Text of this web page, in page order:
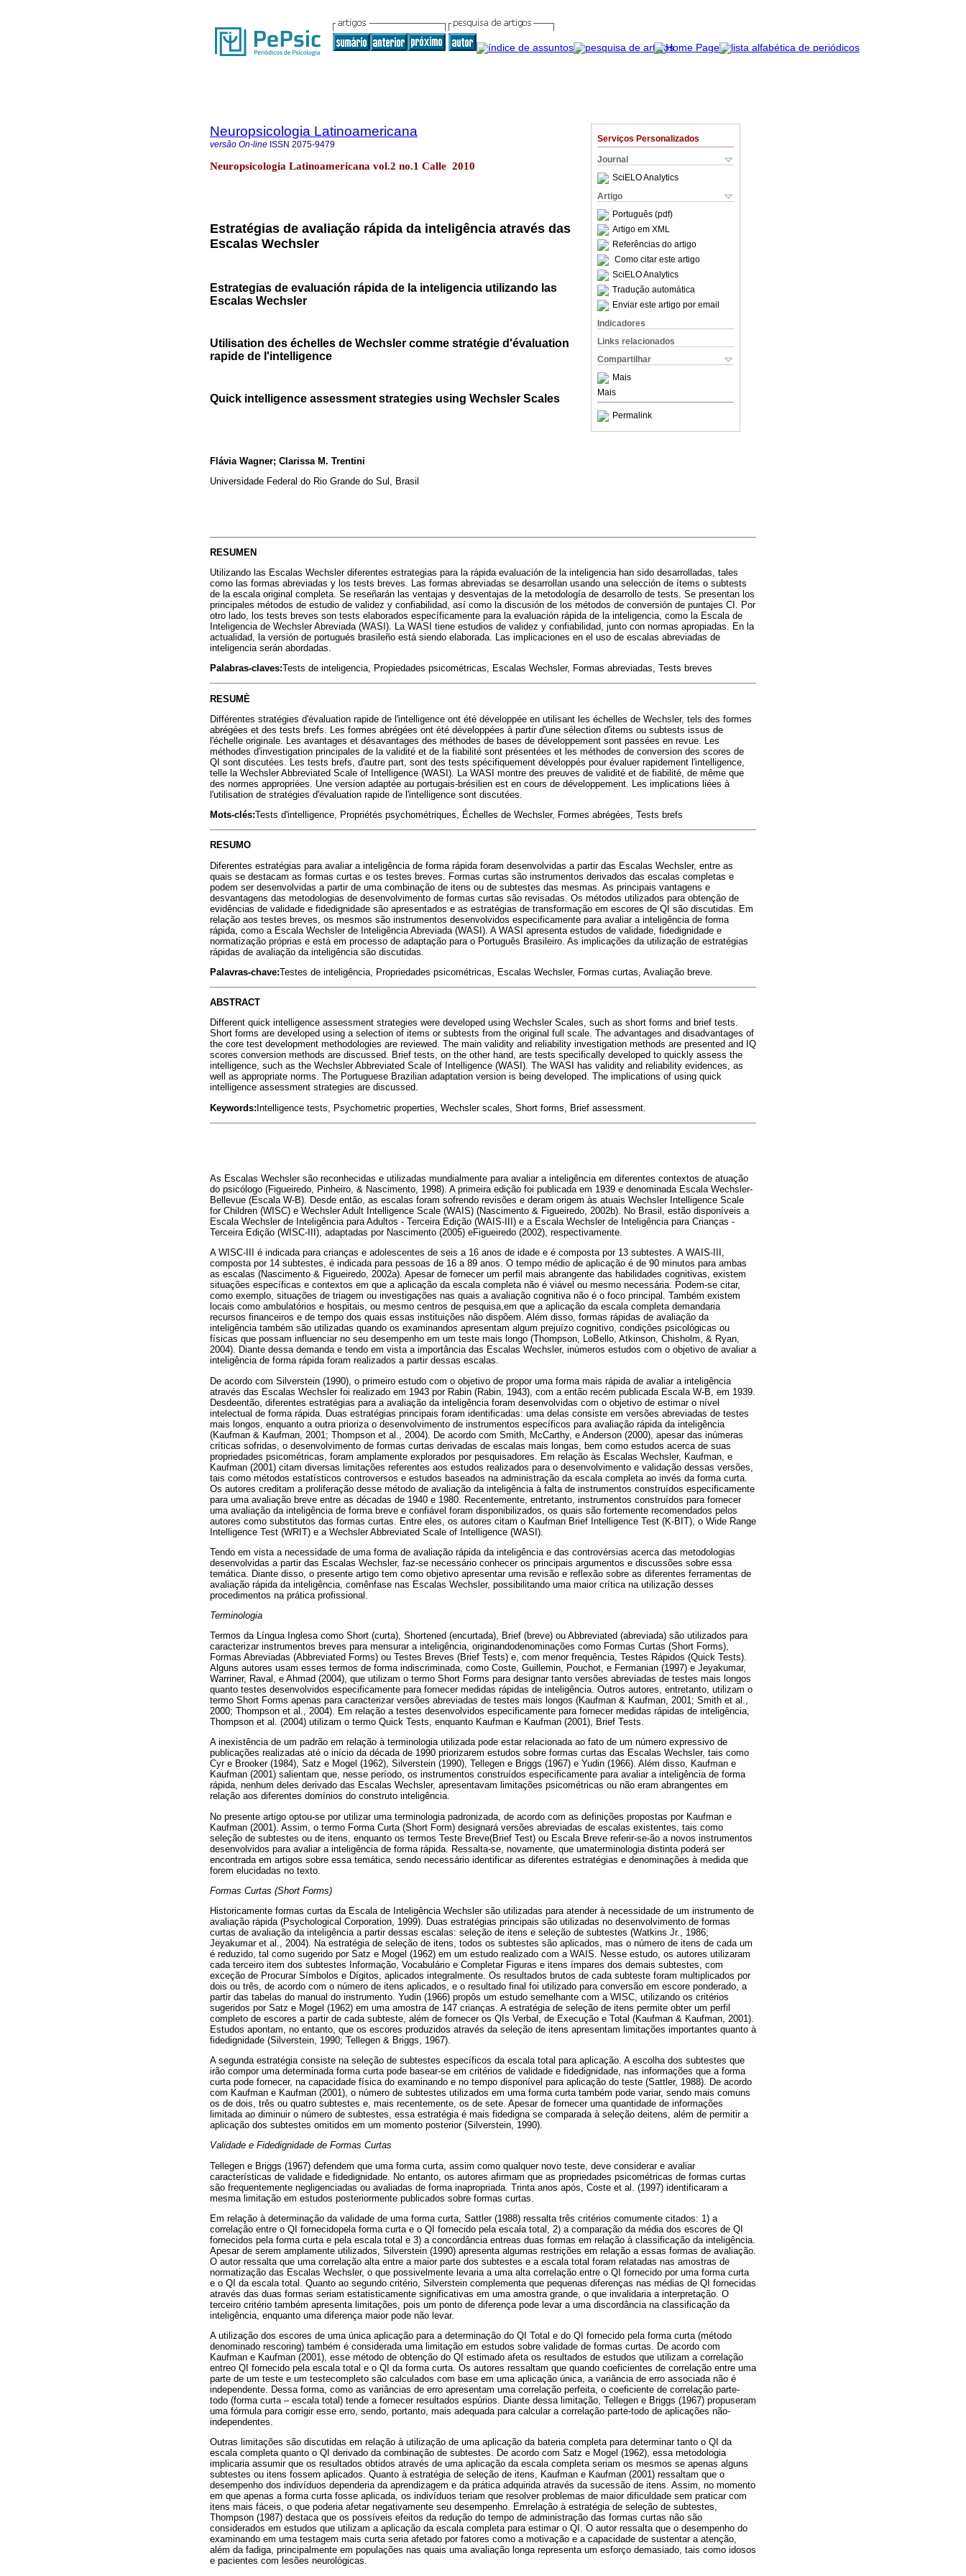
Serviços Personalizados
Journal
SciELO Analytics
Artigo
Português (pdf)
Artigo em XML
Referências do artigo
Como citar este artigo
SciELO Analytics
Tradução automática
Enviar este artigo por email
Indicadores
Links relacionados
Compartilhar
Mais
Mais
Permalink
Neuropsicologia Latinoamericana
versão On-line ISSN 2075-9479
Neuropsicologia Latinoamericana vol.2 no.1 Calle 2010
Estratégias de avaliação rápida da inteligência através das
Escalas Wechsler
Estrategias de evaluación rápida de la inteligencia utilizando las
Escalas Wechsler
Utilisation des échelles de Wechsler comme stratégie d'évaluation
rapide de l'intelligence
Quick intelligence assessment strategies using Wechsler Scales
Flávia Wagner; Clarissa M. Trentini
Universidade Federal do Rio Grande do Sul, Brasil
RESUMEN
Utilizando las Escalas Wechsler diferentes estrategias para la rápida evaluación de la inteligencia han sido desarrolladas, tales
como las formas abreviadas y los tests breves. Las formas abreviadas se desarrollan usando una selección de ítems o subtests
de la escala original completa. Se reseñarán las ventajas y desventajas de la metodología de desarrollo de tests. Se presentan los
principales métodos de estudio de validez y confiabilidad, así como la discusión de los métodos de conversión de puntajes CI. Por
otro lado, los tests breves son tests elaborados específicamente para la evaluación rápida de la inteligencia, como la Escala de
Inteligencia de Wechsler Abreviada (WASI). La WASI tiene estudios de validez y confiabilidad, junto con normas apropiadas. En la
actualidad, la versión de portugués brasileño está siendo elaborada. Las implicaciones en el uso de escalas abreviadas de
inteligencia serán abordadas.
Palabras-claves:Tests de inteligencia, Propiedades psicométricas, Escalas Wechsler, Formas abreviadas, Tests breves
RESUMÈ
Différentes stratégies d'évaluation rapide de l'intelligence ont été développée en utilisant les échelles de Wechsler, tels des formes
abrégées et des tests brefs. Les formes abrégées ont été développées à partir d'une sélection d'items ou subtests issus de
l'échelle originale. Les avantages et désavantages des méthodes de bases de développement sont passées en revue. Les
méthodes d'investigation principales de la validité et de la fiabilité sont présentées et les méthodes de conversion des scores de
QI sont discutées. Les tests brefs, d'autre part, sont des tests spécifiquement développés pour évaluer rapidement l'intelligence,
telle la Wechsler Abbreviated Scale of Intelligence (WASI). La WASI montre des preuves de validité et de fiabilité, de même que
des normes appropriées. Une version adaptée au portugais-brésilien est en cours de développement. Les implications liées à
l'utilisation de stratégies d'évaluation rapide de l'intelligence sont discutées.
Mots-clés:Tests d'intelligence, Propriétés psychométriques, Échelles de Wechsler, Formes abrégées, Tests brefs
RESUMO
Diferentes estratégias para avaliar a inteligência de forma rápida foram desenvolvidas a partir das Escalas Wechsler, entre as
quais se destacam as formas curtas e os testes breves. Formas curtas são instrumentos derivados das escalas completas e
podem ser desenvolvidas a partir de uma combinação de itens ou de subtestes das mesmas. As principais vantagens e
desvantagens das metodologias de desenvolvimento de formas curtas são revisadas. Os métodos utilizados para obtenção de
evidências de validade e fidedignidade são apresentados e as estratégias de transformação em escores de QI são discutidas. Em
relação aos testes breves, os mesmos são instrumentos desenvolvidos especificamente para avaliar a inteligência de forma
rápida, como a Escala Wechsler de Inteligência Abreviada (WASI). A WASI apresenta estudos de validade, fidedignidade e
normatização próprias e está em processo de adaptação para o Português Brasileiro. As implicações da utilização de estratégias
rápidas de avaliação da inteligência são discutidas.
Palavras-chave:Testes de inteligência, Propriedades psicométricas, Escalas Wechsler, Formas curtas, Avaliação breve.
ABSTRACT
Different quick intelligence assessment strategies were developed using Wechsler Scales, such as short forms and brief tests.
Short forms are developed using a selection of items or subtests from the original full scale. The advantages and disadvantages of
the core test development methodologies are reviewed. The main validity and reliability investigation methods are presented and IQ
scores conversion methods are discussed. Brief tests, on the other hand, are tests specifically developed to quickly assess the
intelligence, such as the Wechsler Abbreviated Scale of Intelligence (WASI). The WASI has validity and reliability evidences, as
well as appropriate norms. The Portuguese Brazilian adaptation version is being developed. The implications of using quick
intelligence assessment strategies are discussed.
Keywords:Intelligence tests, Psychometric properties, Wechsler scales, Short forms, Brief assessment.
As Escalas Wechsler são reconhecidas e utilizadas mundialmente para avaliar a inteligência em diferentes contextos de atuação
do psicólogo (Figueiredo, Pinheiro, & Nascimento, 1998). A primeira edição foi publicada em 1939 e denominada Escala Wechsler-
Bellevue (Escala W-B). Desde então, as escalas foram sofrendo revisões e deram origem às atuais Wechsler Intelligence Scale
for Children (WISC) e Wechsler Adult Intelligence Scale (WAIS) (Nascimento & Figueiredo, 2002b). No Brasil, estão disponíveis a
Escala Wechsler de Inteligência para Adultos - Terceira Edição (WAIS-III) e a Escala Wechsler de Inteligência para Crianças -
Terceira Edição (WISC-III), adaptadas por Nascimento (2005) eFigueiredo (2002), respectivamente.
A WISC-III é indicada para crianças e adolescentes de seis a 16 anos de idade e é composta por 13 subtestes. A WAIS-III,
composta por 14 subtestes, é indicada para pessoas de 16 a 89 anos. O tempo médio de aplicação é de 90 minutos para ambas
as escalas (Nascimento & Figueiredo, 2002a). Apesar de fornecer um perfil mais abrangente das habilidades cognitivas, existem
situações específicas e contextos em que a aplicação da escala completa não é viável ou mesmo necessária. Podem-se citar,
como exemplo, situações de triagem ou investigações nas quais a avaliação cognitiva não é o foco principal. Também existem
locais como ambulatórios e hospitais, ou mesmo centros de pesquisa,em que a aplicação da escala completa demandaria
recursos financeiros e de tempo dos quais essas instituições não dispõem. Além disso, formas rápidas de avaliação da
inteligência também são utilizadas quando os examinandos apresentam algum prejuízo cognitivo, condições psicológicas ou
físicas que possam influenciar no seu desempenho em um teste mais longo (Thompson, LoBello, Atkinson, Chisholm, & Ryan,
2004). Diante dessa demanda e tendo em vista a importância das Escalas Wechsler, inúmeros estudos com o objetivo de avaliar a
inteligência de forma rápida foram realizados a partir dessas escalas.
De acordo com Silverstein (1990), o primeiro estudo com o objetivo de propor uma forma mais rápida de avaliar a inteligência
através das Escalas Wechsler foi realizado em 1943 por Rabin (Rabin, 1943), com a então recém publicada Escala W-B, em 1939.
Desdeentão, diferentes estratégias para a avaliação da inteligência foram desenvolvidas com o objetivo de estimar o nível
intelectual de forma rápida. Duas estratégias principais foram identificadas: uma delas consiste em versões abreviadas de testes
mais longos, enquanto a outra prioriza o desenvolvimento de instrumentos específicos para avaliação rápida da inteligência
(Kaufman & Kaufman, 2001; Thompson et al., 2004). De acordo com Smith, McCarthy, e Anderson (2000), apesar das inúmeras
críticas sofridas, o desenvolvimento de formas curtas derivadas de escalas mais longas, bem como estudos acerca de suas
propriedades psicométricas, foram amplamente explorados por pesquisadores. Em relação às Escalas Wechsler, Kaufman, e
Kaufman (2001) citam diversas limitações referentes aos estudos realizados para o desenvolvimento e validação dessas versões,
tais como métodos estatísticos controversos e estudos baseados na administração da escala completa ao invés da forma curta.
Os autores creditam a proliferação desse método de avaliação da inteligência à falta de instrumentos construídos especificamente
para uma avaliação breve entre as décadas de 1940 e 1980. Recentemente, entretanto, instrumentos construídos para fornecer
uma avaliação da inteligência de forma breve e confiável foram disponibilizados, os quais são fortemente recomendados pelos
autores como substitutos das formas curtas. Entre eles, os autores citam o Kaufman Brief Intelligence Test (K-BIT), o Wide Range
Intelligence Test (WRIT) e a Wechsler Abbreviated Scale of Intelligence (WASI).
Tendo em vista a necessidade de uma forma de avaliação rápida da inteligência e das controvérsias acerca das metodologias
desenvolvidas a partir das Escalas Wechsler, faz-se necessário conhecer os principais argumentos e discussões sobre essa
temática. Diante disso, o presente artigo tem como objetivo apresentar uma revisão e reflexão sobre as diferentes ferramentas de
avaliação rápida da inteligência, comênfase nas Escalas Wechsler, possibilitando uma maior crítica na utilização desses
procedimentos na prática profissional.
Terminologia
Termos da Língua Inglesa como Short (curta), Shortened (encurtada), Brief (breve) ou Abbreviated (abreviada) são utilizados para
caracterizar instrumentos breves para mensurar a inteligência, originandodenominações como Formas Curtas (Short Forms),
Formas Abreviadas (Abbreviated Forms) ou Testes Breves (Brief Tests) e, com menor frequência, Testes Rápidos (Quick Tests).
Alguns autores usam esses termos de forma indiscriminada, como Coste, Guillemin, Pouchot, e Fermanian (1997) e Jeyakumar,
Warriner, Raval, e Ahmad (2004), que utilizam o termo Short Forms para designar tanto versões abreviadas de testes mais longos
quanto testes desenvolvidos especificamente para fornecer medidas rápidas de inteligência. Outros autores, entretanto, utilizam o
termo Short Forms apenas para caracterizar versões abreviadas de testes mais longos (Kaufman & Kaufman, 2001; Smith et al.,
2000; Thompson et al., 2004). Em relação a testes desenvolvidos especificamente para fornecer medidas rápidas de inteligência,
Thompson et al. (2004) utilizam o termo Quick Tests, enquanto Kaufman e Kaufman (2001), Brief Tests.
A inexistência de um padrão em relação à terminologia utilizada pode estar relacionada ao fato de um número expressivo de
publicações realizadas até o início da década de 1990 priorizarem estudos sobre formas curtas das Escalas Wechsler, tais como
Cyr e Brooker (1984), Satz e Mogel (1962), Silverstein (1990), Tellegen e Briggs (1967) e Yudin (1966). Além disso, Kaufman e
Kaufman (2001) salientam que, nesse período, os instrumentos construídos especificamente para avaliar a inteligência de forma
rápida, nenhum deles derivado das Escalas Wechsler, apresentavam limitações psicométricas ou não eram abrangentes em
relação aos diferentes domínios do construto inteligência.
No presente artigo optou-se por utilizar uma terminologia padronizada, de acordo com as definições propostas por Kaufman e
Kaufman (2001). Assim, o termo Forma Curta (Short Form) designará versões abreviadas de escalas existentes, tais como
seleção de subtestes ou de itens, enquanto os termos Teste Breve(Brief Test) ou Escala Breve referir-se-ão a novos instrumentos
desenvolvidos para avaliar a inteligência de forma rápida. Ressalta-se, novamente, que umaterminologia distinta poderá ser
encontrada em artigos sobre essa temática, sendo necessário identificar as diferentes estratégias e denominações à medida que
forem elucidadas no texto.
Formas Curtas (Short Forms)
Historicamente formas curtas da Escala de Inteligência Wechsler são utilizadas para atender à necessidade de um instrumento de
avaliação rápida (Psychological Corporation, 1999). Duas estratégias principais são utilizadas no desenvolvimento de formas
curtas de avaliação da inteligência a partir dessas escalas: seleção de itens e seleção de subtestes (Watkins Jr., 1986;
Jeyakumar et al., 2004). Na estratégia de seleção de itens, todos os subtestes são aplicados, mas o número de itens de cada um
é reduzido, tal como sugerido por Satz e Mogel (1962) em um estudo realizado com a WAIS. Nesse estudo, os autores utilizaram
cada terceiro item dos subtestes Informação, Vocabulário e Completar Figuras e itens ímpares dos demais subtestes, com
exceção de Procurar Símbolos e Dígitos, aplicados integralmente. Os resultados brutos de cada subteste foram multiplicados por
dois ou três, de acordo com o número de itens aplicados, e o resultado final foi utilizado para conversão em escore ponderado, a
partir das tabelas do manual do instrumento. Yudin (1966) propôs um estudo semelhante com a WISC, utilizando os critérios
sugeridos por Satz e Mogel (1962) em uma amostra de 147 crianças. A estratégia de seleção de itens permite obter um perfil
completo de escores a partir de cada subteste, além de fornecer os QIs Verbal, de Execução e Total (Kaufman & Kaufman, 2001).
Estudos apontam, no entanto, que os escores produzidos através da seleção de itens apresentam limitações importantes quanto à
fidedignidade (Silverstein, 1990; Tellegen & Briggs, 1967).
A segunda estratégia consiste na seleção de subtestes específicos da escala total para aplicação. A escolha dos subtestes que
irão compor uma determinada forma curta pode basear-se em critérios de validade e fidedignidade, nas informações que a forma
curta pode fornecer, na capacidade física do examinando e no tempo disponível para aplicação do teste (Sattler, 1988). De acordo
com Kaufman e Kaufman (2001), o número de subtestes utilizados em uma forma curta também pode variar, sendo mais comuns
os de dois, três ou quatro subtestes e, mais recentemente, os de sete. Apesar de fornecer uma quantidade de informações
limitada ao diminuir o número de subtestes, essa estratégia é mais fidedigna se comparada à seleção deitens, além de permitir a
aplicação dos subtestes omitidos em um momento posterior (Silverstein, 1990).
Validade e Fidedignidade de Formas Curtas
Tellegen e Briggs (1967) defendem que uma forma curta, assim como qualquer novo teste, deve considerar e avaliar
características de validade e fidedignidade. No entanto, os autores afirmam que as propriedades psicométricas de formas curtas
são frequentemente negligenciadas ou avaliadas de forma inapropriada. Trinta anos após, Coste et al. (1997) identificaram a
mesma limitação em estudos posteriormente publicados sobre formas curtas.
Em relação à determinação da validade de uma forma curta, Sattler (1988) ressalta três critérios comumente citados: 1) a
correlação entre o QI fornecidopela forma curta e o QI fornecido pela escala total, 2) a comparação da média dos escores de QI
fornecidos pela forma curta e pela escala total e 3) a concordância entreas duas formas em relação à classificação da inteligência.
Apesar de serem amplamente utilizados, Silverstein (1990) apresenta algumas restrições em relação a essas formas de avaliação.
O autor ressalta que uma correlação alta entre a maior parte dos subtestes e a escala total foram relatadas nas amostras de
normatização das Escalas Wechsler, o que possivelmente levaria a uma alta correlação entre o QI fornecido por uma forma curta
e o QI da escala total. Quanto ao segundo critério, Silverstein complementa que pequenas diferenças nas médias de QI fornecidas
através das duas formas seriam estatisticamente significativas em uma amostra grande, o que invalidaria a interpretação. O
terceiro critério também apresenta limitações, pois um ponto de diferença pode levar a uma discordância na classificação da
inteligência, enquanto uma diferença maior pode não levar.
A utilização dos escores de uma única aplicação para a determinação do QI Total e do QI fornecido pela forma curta (método
denominado rescoring) também é considerada uma limitação em estudos sobre validade de formas curtas. De acordo com
Kaufman e Kaufman (2001), esse método de obtenção do QI estimado afeta os resultados de estudos que utilizam a correlação
entreo QI fornecido pela escala total e o QI da forma curta. Os autores ressaltam que quando coeficientes de correlação entre uma
parte de um teste e um testecompleto são calculados com base em uma aplicação única, a variância de erro associada não é
independente. Dessa forma, como as variâncias de erro apresentam uma correlação perfeita, o coeficiente de correlação parte-
todo (forma curta – escala total) tende a fornecer resultados espúrios. Diante dessa limitação, Tellegen e Briggs (1967) propuseram
uma fórmula para corrigir esse erro, sendo, portanto, mais adequada para calcular a correlação parte-todo de aplicações não-
independentes.
Outras limitações são discutidas em relação à utilização de uma aplicação da bateria completa para determinar tanto o QI da
escala completa quanto o QI derivado da combinação de subtestes. De acordo com Satz e Mogel (1962), essa metodologia
implicaria assumir que os resultados obtidos através de uma aplicação da escala completa seriam os mesmos se apenas alguns
subtestes ou itens fossem aplicados. Quanto à estratégia de seleção de itens, Kaufman e Kaufman (2001) ressaltam que o
desempenho dos indivíduos dependeria da aprendizagem e da prática adquirida através da sucessão de itens. Assim, no momento
em que apenas a forma curta fosse aplicada, os indivíduos teriam que resolver problemas de maior dificuldade sem praticar com
itens mais fáceis, o que poderia afetar negativamente seu desempenho. Emrelação à estratégia de seleção de subtestes,
Thompson (1987) destaca que os possíveis efeitos da redução do tempo de administração das formas curtas não são
considerados em estudos que utilizam a aplicação da escala completa para estimar o QI. O autor ressalta que o desempenho do
examinando em uma testagem mais curta seria afetado por fatores como a motivação e a capacidade de sustentar a atenção,
além da fadiga, principalmente em populações nas quais uma avaliação longa representa um esforço demasiado, tais como idosos
e pacientes com lesões neurológicas.